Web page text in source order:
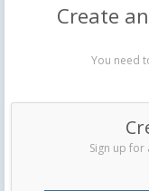
Create
You need
Sign up for